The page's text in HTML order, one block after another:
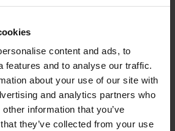
content and ads, to
features and to analyse our traffic.
about your use of our site with
and analytics partners who
information that you’ve
they’ve collected from your use
Valheim
chủ lưu trữ
All Games